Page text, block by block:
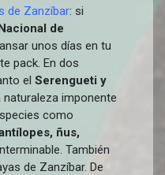
de Zanzíbar: si
de
unos días en tu
pack. En dos
el Serengueti y
naturaleza imponente
como
ñus,
También
de Zanzíbar. De